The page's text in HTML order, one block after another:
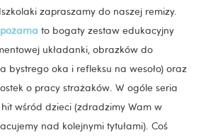
zapraszamy do naszej remizy.
to bogaty zestaw edukacyjny
układanki, obrazków do
bystrego oka i refleksu na wesoło) oraz
o pracy strażaków. W ogóle seria
wśród dzieci (zdradzimy Wam w
nad kolejnymi tytułami). Coś